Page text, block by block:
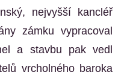
nejvyšší kancléř
zámku vypracoval
a stavbu pak vedl
vrcholného baroka